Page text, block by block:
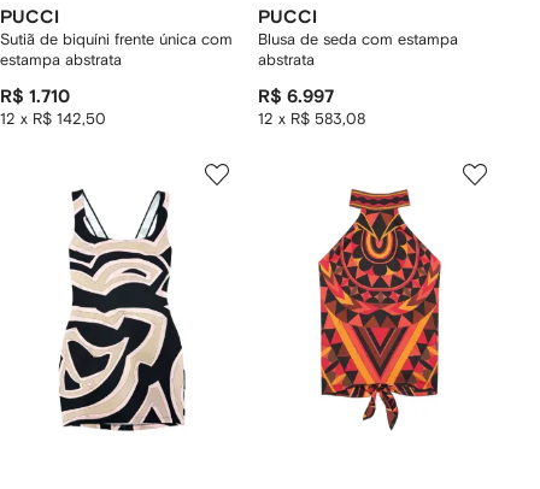
PUCCI
Sutiã de biquíni frente única com
estampa abstrata
R$ 1.710
12 x R$ 142,50
PUCCI
Blusa de seda com estampa
abstrata
R$ 6.997
12 x R$ 583,08